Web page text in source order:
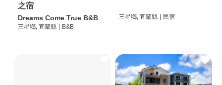
之宿
Dreams Come True B&B
三星鄉, 宜蘭縣 | B&B
三星鄉, 宜蘭縣 | 民宿